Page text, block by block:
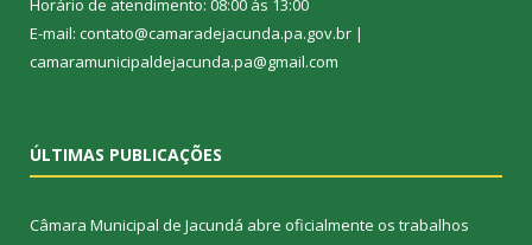
Horário de atendimento: 08:00 às 13:00
E-mail: contato@camaradejacunda.pa.gov.br |
camaramunicipaldejacunda.pa@gmail.com
ÚLTIMAS PUBLICAÇÕES
Câmara Municipal de Jacundá abre oficialmente os trabalhos